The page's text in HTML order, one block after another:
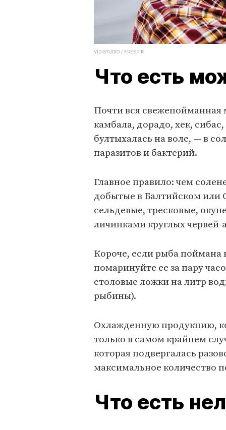
VIDISTUDIO / FREEPIK
Что есть
Почти вся свежепойманная
камбала, дорадо, хек,
бултыхалась на воле, — в
паразитов и бактерий.
Главное правило: чем
добытые в Балтийском
сельдевые, тресковые,
личинками круглых червей-
Короче, если рыба поймана
помаринуйте ее за пару
столовые ложки на литр
рыбины).
Охлажденную продукцию,
только в самом крайнем
которая подвергалась
максимальное количество
Что есть